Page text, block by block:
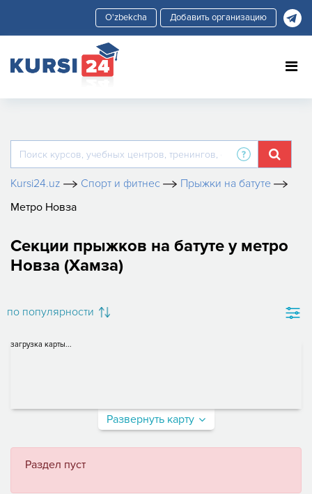
Добавить организацию
Kursi24.uz Спорт и фитнес
Прыжки на батуте
Метро Новза
Секции прыжков на батуте у метро
Новза (Хамза)
по популярности
загрузка карты...
Развернуть карту
Раздел пуст